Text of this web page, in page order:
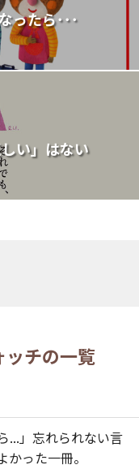
ったら･･･
い」はない
チの一覧
...」忘れられない言
った一冊。